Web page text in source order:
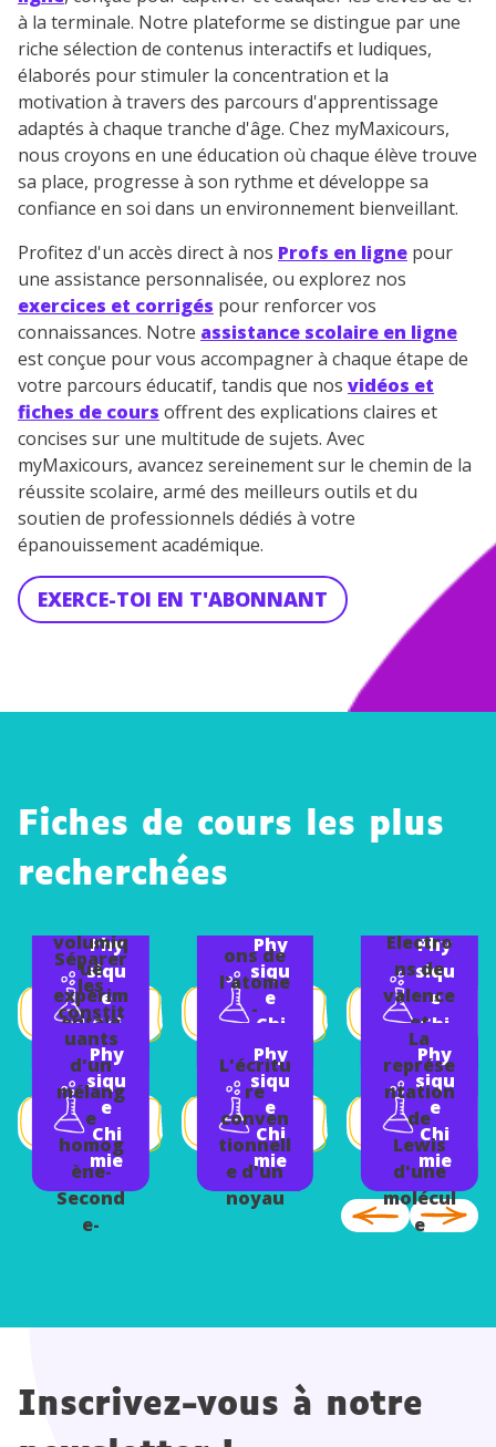
à la terminale. Notre plateforme se distingue par une
riche sélection de contenus interactifs et ludiques,
élaborés pour stimuler la concentration et la
motivation à travers des parcours d'apprentissage
adaptés à chaque tranche d'âge. Chez myMaxicours,
nous croyons en une éducation où chaque élève trouve
sa place, progresse à son rythme et développe sa
confiance en soi dans un environnement bienveillant.
Profitez d'un accès direct à nos Profs en ligne pour
une assistance personnalisée, ou explorez nos
exercices et corrigés pour renforcer vos
connaissances. Notre assistance scolaire en ligne
est conçue pour vous accompagner à chaque étape de
votre parcours éducatif, tandis que nos vidéos et
fiches de cours offrent des explications claires et
concises sur une multitude de sujets. Avec
myMaxicours, avancez sereinement sur le chemin de la
réussite scolaire, armé des meilleurs outils et du
soutien de professionnels dédiés à votre
épanouissement académique.
EXERCE-TOI EN T'ABONNANT
Fiches de cours les plus
recherchées
Phy
siqu
e
Chi
mie
Détermi
ner une
volumiq
ue
expérim
entale
ment-
Second
e-
Physiqu
e
Chimie
Phy
siqu
e
Chi
mie
Séparer
les
constit
uants
d'un
mélang
e
homog
ène-
Second
e-
Phy
siqu
e
Chi
mie
ons de
l'atome
-
e-
Physiqu
e
Chimie
Phy
siqu
e
Chi
mie
L'écritu
re
conven
tionnell
e d'un
noyau
Phy
siqu
e
Chi
mie
Électro
ns de
valence
et
familles
chimiqu
es
Phy
siqu
e
Chi
mie
La
représe
ntation
de
Lewis
d'une
molécul
e
Inscrivez-vous à notre